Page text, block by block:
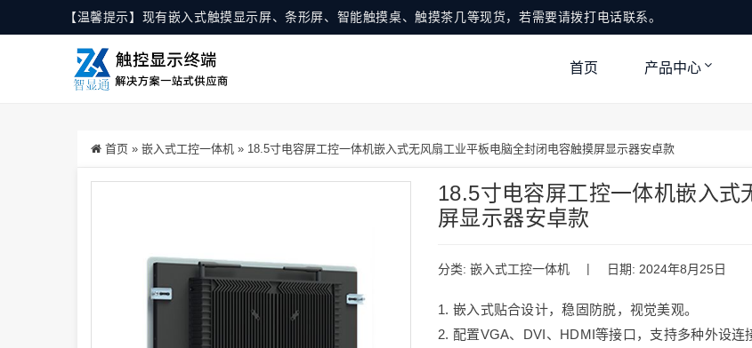
【温馨提示】现有嵌入式触摸显示屏、条形屏、智能触摸桌、触摸茶几等现货，若需要请拨打电话联系。
首页 产品中心
首页 » 嵌入式工控一体机 » 18.5寸电容屏工控一体机嵌入式无风扇工业平板电脑全封闭电容触摸屏显示器安卓款
18.5寸电容屏工控一体机嵌入式
屏显示器安卓款
分类: 嵌入式工控一体机 | 日期: 2024年8月25日
1. 嵌入式贴合设计，稳固防脱，视觉美观。
2. 配置VGA、DVI、HDMI等接口，支持多种外设连